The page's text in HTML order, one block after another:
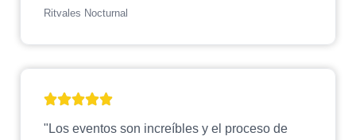
Ritvales Nocturnal
"Los eventos son increíbles y el proceso de